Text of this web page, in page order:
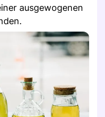
ausgewogenen